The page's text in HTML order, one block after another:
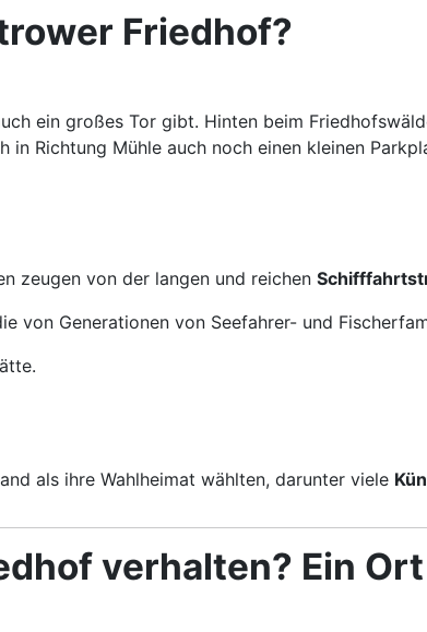
Friedhof?
ein großes Tor gibt. Hinten beim
Richtung Mühle auch noch einen kleinen
zeugen von der langen und reichen
von Generationen von Seefahrer- und
als ihre Wahlheimat wählten, darunter viele
verhalten? Ein